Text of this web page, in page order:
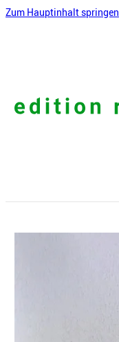
Zum Hauptinhalt springen